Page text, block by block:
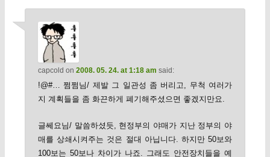
capcold on 2008. 05. 24. at 1:18 am said:
!@#… 쩜쩜님/ 제발 그 일관성 좀 버리고, 무척 여러가
지 계획들을 좀 화끈하게 폐기해주셨으면 좋겠지만요.
글쎄요님/ 말씀하셨듯, 현정부의 야매가 지난 정부의 야
매를 상쇄시켜주는 것은 절대 아닙니다. 하지만 50보와
100보는 50보나 차이가 나죠. 그래도 안전장치들을 예